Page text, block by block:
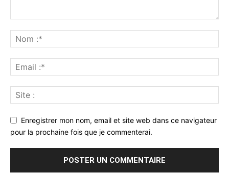
Enregistrer mon nom, email et site web dans ce navigateur
pour la prochaine fois que je commenterai.